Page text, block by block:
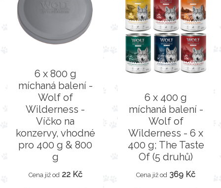
6 x 800 g
míchaná balení -
Wolf of
Wilderness -
Víčko na
konzervy, vhodné
pro 400 g & 800
g
Cena již od 22 Kč
6 x 400 g
míchaná balení -
Wolf of
Wilderness - 6 x
400 g; The Taste
Of (5 druhů)
Cena již od 369 Kč